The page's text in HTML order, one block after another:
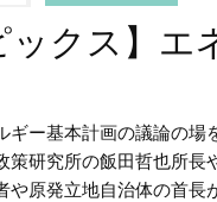
ックス】
ギー基本計画の議論の
策研究所の飯田哲也所
や原発立地自治体の首長